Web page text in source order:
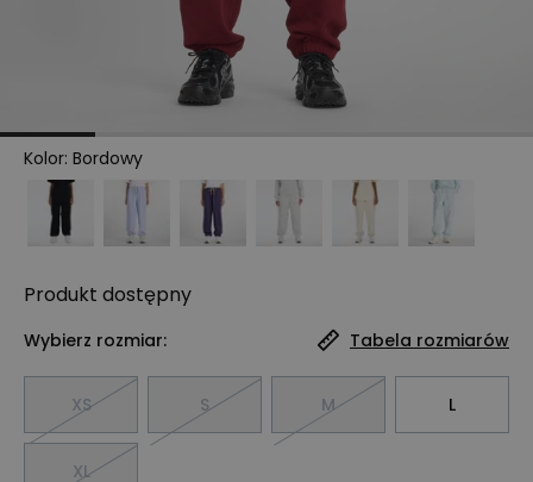
Kolor: Bordowy
Produkt dostępny
Wybierz rozmiar: Tabela rozmiarów
XS S M L
XL